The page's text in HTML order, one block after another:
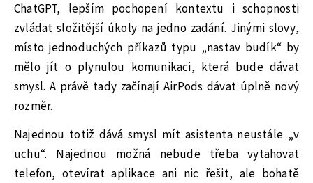
ChatGPT, lepším pochopení kontextu i schopnosti
zvládat složitější úkoly na jedno zadání. Jinými slovy,
místo jednoduchých příkazů typu „nastav budík“ by
mělo jít o plynulou komunikaci, která bude dávat
smysl. A právě tady začínají AirPods dávat úplně nový
rozměr.
Najednou totiž dává smysl mít asistenta neustále „v
uchu“. Najednou možná nebude třeba vytahovat
telefon, otevírat aplikace ani nic řešit, ale bohatě